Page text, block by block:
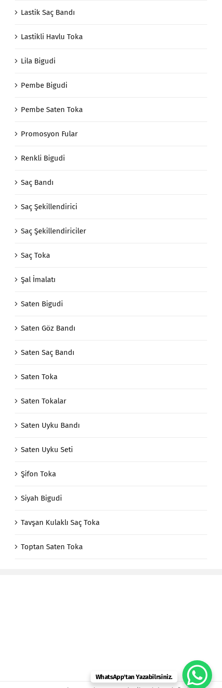
Lastik Saç Bandı
Lastikli Havlu Toka
Lila Bigudi
Pembe Bigudi
Pembe Saten Toka
Promosyon Fular
Renkli Bigudi
Saç Bandı
Saç Şekillendirici
Saç Şekillendiriciler
Saç Toka
Şal İmalatı
Saten Bigudi
Saten Göz Bandı
Saten Saç Bandı
Saten Toka
Saten Tokalar
Saten Uyku Bandı
Saten Uyku Seti
Şifon Toka
Siyah Bigudi
Tavşan Kulaklı Saç Toka
Toptan Saten Toka
WhatsApp'tan Yazabilrsiniz.